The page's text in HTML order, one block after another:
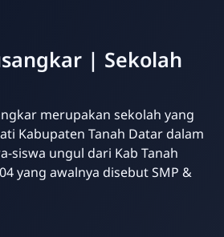
| Sekolah
merupakan sekolah yang
Kabupaten Tanah Datar dalam
siswa ungul dari Kab Tanah
yang awalnya disebut SMP &